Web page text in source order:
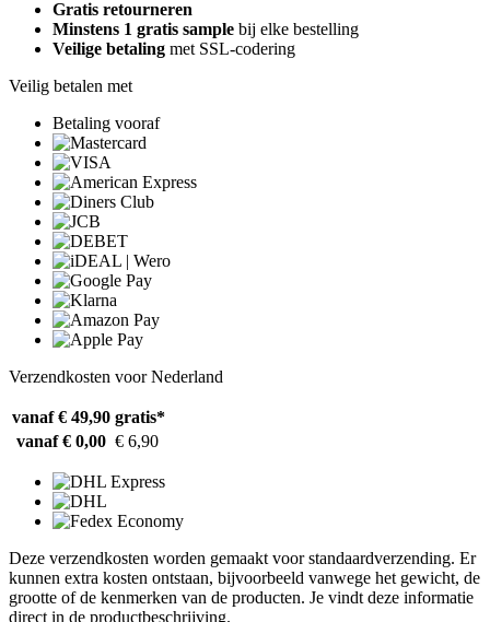
Gratis retourneren
Minstens 1 gratis sample bij elke bestelling
Veilige betaling met SSL-codering
Veilig betalen met
Betaling vooraf
Verzendkosten voor Nederland
vanaf € 49,90 gratis*
vanaf € 0,00 € 6,90
Deze verzendkosten worden gemaakt voor standaardverzending. Er
kunnen extra kosten ontstaan, bijvoorbeeld vanwege het gewicht, de
grootte of de kenmerken van de producten. Je vindt deze informatie
direct in de productbeschrijving.